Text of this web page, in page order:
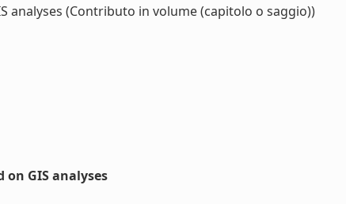
analyses (Contributo in volume (capitolo o saggio))
GIS analyses